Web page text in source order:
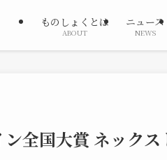
ものしょくとは
ABOUT
ニュース
NEWS
全国大賞 ネックス